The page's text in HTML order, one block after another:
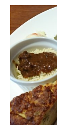
や
川
店